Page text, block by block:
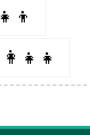
👩‍👧‍👧